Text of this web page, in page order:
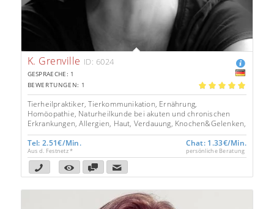
K. Grenville ID: 6024
GESPRAECHE: 1
BEWERTUNGEN: 1
Tierheilpraktiker, Tierkommunikation, Ernährung,
Homöopathie, Naturheilkunde bei akuten und chronischen
Erkrankungen, Allergien, Haut, Verdauung, Knochen&Gelenken,
...
Tel: 2.51€/Min.
Aus d. Festnetz *
Chat: 1.33€/Min.
persönliche Beratung